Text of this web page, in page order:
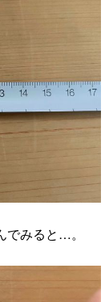
みると…。